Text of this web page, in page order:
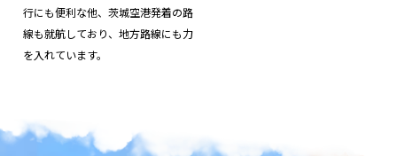
行にも便利な他、茨城空港発着の路
線も就航しており、地方路線にも力
を入れています。